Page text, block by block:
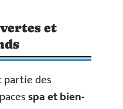
et
des
spa et bien-